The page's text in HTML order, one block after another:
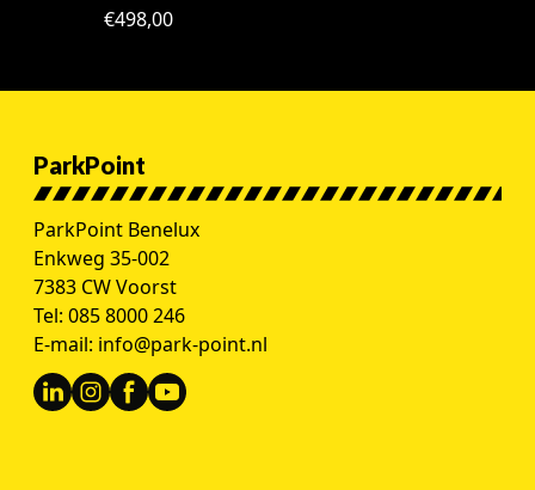
€498,00
ParkPoint
ParkPoint Benelux
Enkweg 35-002
7383 CW Voorst
Tel: 085 8000 246
E-mail: info@park-point.nl